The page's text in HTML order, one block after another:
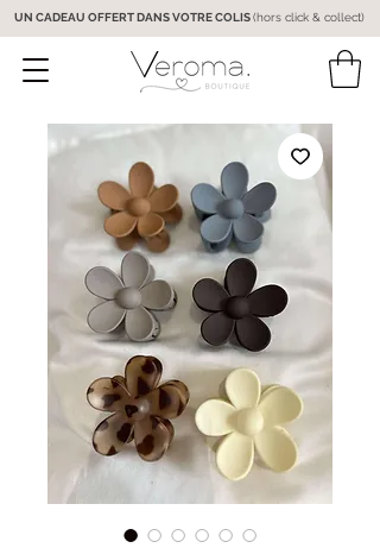
UN CADEAU OFFERT DANS VOTRE COLIS(hors click & collect)